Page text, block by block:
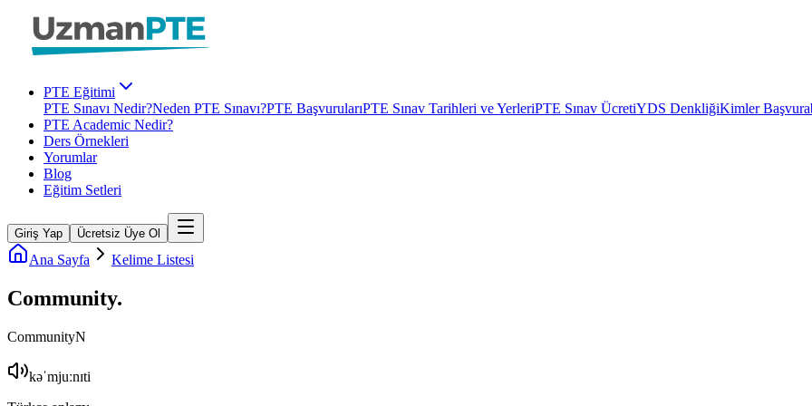
PTE Eğitimi
PTE Sınavı Nedir?Neden PTE Sınavı?PTE BaşvurularıPTE Sınav Tarihleri ve YerleriPTE Sınav ÜcretiYDS DenkliğiKimler
PTE Academic Nedir?
Ders Örnekleri
Yorumlar
Blog
Eğitim Setleri
Giriş Yap Ücretsiz Üye Ol
Ana Sayfa Kelime Listesi
Community.
CommunityN
kəˈmjuːnɪti